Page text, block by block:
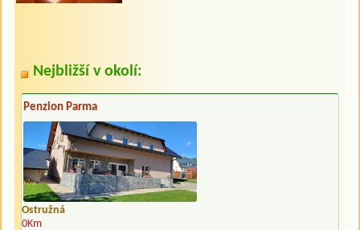
Nejbližší v okolí:
Penzion Parma
Ostružná
0Km